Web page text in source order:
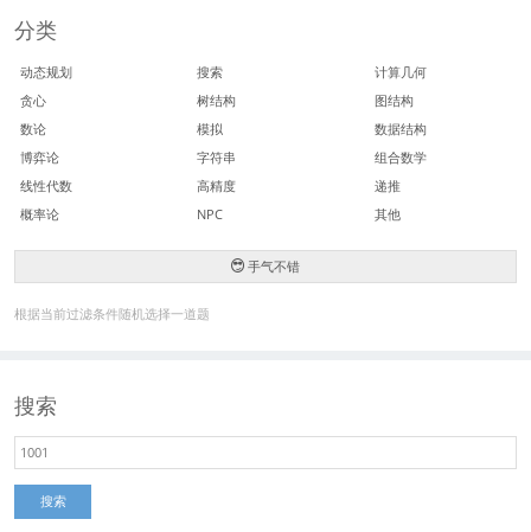
分类
动态规划 搜索
计算几何
贪心
树结构
图结构
数论
模拟
数据结构
博弈论
字符串
组合数学
线性代数
高精度
递推
概率论
NPC 其他
手气不错
根据当前过滤条件随机选择一道题
搜索
搜索